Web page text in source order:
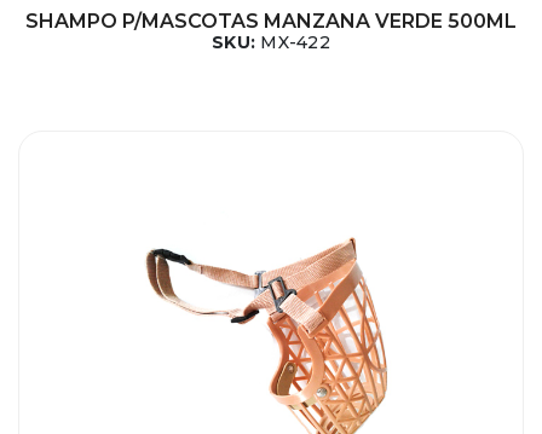
SHAMPO P/MASCOTAS MANZANA VERDE 500ML
SKU: MX-422